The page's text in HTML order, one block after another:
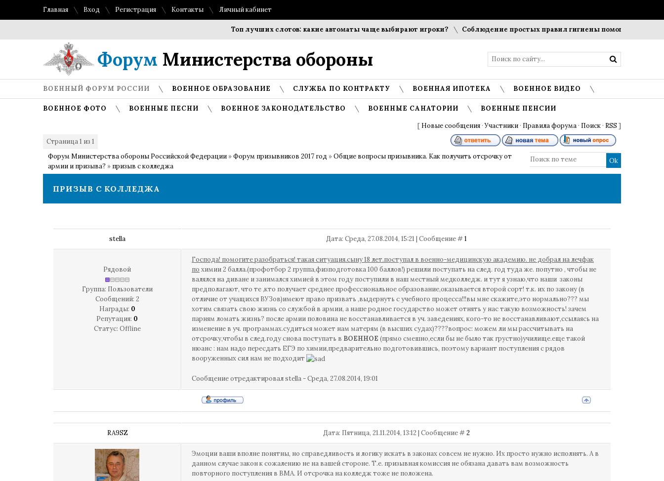
Главная Вход Регистрация Контакты Личный кабинет
Топ лучших слотов: какие автоматы чаще выбирают игроки? Соблюдение простых правил гигиены помогает
Форум Министерства обороны
ВОЕННЫЙ ФОРУМ РОССИИ ВОЕННОЕ ОБРАЗОВАНИЕ СЛУЖБА ПО КОНТРАКТУ ВОЕННАЯ ИПОТЕКА ВОЕННОЕ ВИДЕО
ВОЕННОЕ ФОТО ВОЕННЫЕ ПЕСНИ ВОЕННОЕ ЗАКОНОДАТЕЛЬСТВО ВОЕННЫЕ САНАТОРИИ ВОЕННЫЕ ПЕНСИИ
[ Новые сообщения ·Участники · Правила форума · Поиск · RSS ]
Страница1 из 1
Форум Министерства обороны Российской Федерации »Форум призывников 2017 год »Общие вопросы призывника. Как получить отсрочку от
армии и призыва? » призыв с колледжа
ПРИЗЫВ С КОЛЛЕДЖА
stella Дата: Среда, 27.08.2014, 15:21 | Сообщение #1
Рядовой
Группа: Пользователи
Сообщений: 2
Награды: 0
Репутация: 0
Статус: Offline
Господа! помогите разобраться! такая ситуация.сыну 18 лет.поступал в военно-медицинскую академию. не добрал на лечфак
по химии 2 балла.(профотбор 2 группа,физподготовка 100 баллов!) решили поступать на след. год туда же. попутно , чтобы не
валялся на диване и занимался химией в этом году поступили в наш местный медколледж. и тут я узнаю,что наши законы
предполагают, что те ,кто получает среднее профессиональное образование,оказывается второй сорт! т.к. их по закону (в
отличие от учащихся ВУЗов)имеют право призвать ,выдернуть с учебного процесса!!!вы мне скажите,это нормально??? мы
хотим связать свою жизнь со службой в армии, а наше родное государство может отнять у нас такую возможность! зачем
парням ломать жизнь? после армии половина не восстанавливается в уч. заведениях, кого-то не восстанавливают,ссылаясь на
изменение в уч. программах.судиться может нам матерям (в высших судах)????вопрос: можем ли мы рассчитывать на
отсрочку,чтобы в след.году снова поступать в ВОЕННОЕ (прямо смешно,если бы не было так грустно)училище.еще такой
нюанс : нам надо пересдать ЕГЭ по химии,предварительно подготовившись, поэтому вариант поступления с рядов
вооруженных сил нам не подходит
Сообщение отредактировалstella -Среда, 27.08.2014, 19:01
RA9SZ Дата: Пятница, 21.11.2014, 13:12 | Сообщение #2
Эмоции ваши вполне понятны, но справедливость и логику искать в законах совсем не нужно. Их просто нужно исполнять. А в
данном случае закон к сожалению не на вашей стороне. Т.е. призывная комиссия не обязана давать вам возможность
повторного поступления в ВМА. И отсрочка на колледж тоже не положена.